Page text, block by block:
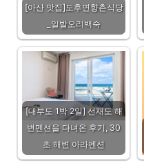
[아산 맛집]도후면향촌식당
_일발오리백숙
[대부도 1박 2일] 선재도 해
변펜션을 다녀온 후기, 30
초 해변 아라펜션